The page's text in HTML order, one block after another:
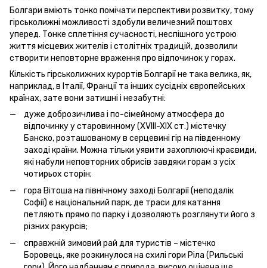
Болгари вміють тонко помічати перспективи розвитку, тому
гірськолижні можливості здобули величезний поштовх
уперед. Тонке сплетіння сучасності, неспішного устрою
життя місцевих жителів і столітніх традицій, дозволили
створити неповторне враження про відпочинок у горах.
Кількість гірськолижних курортів Болгарії не така велика, як,
наприклад, в Італії, Франції та інших сусідніх європейських
країнах, зате вони затишні і незабутні:
дуже доброзичлива і по-сімейному атмосфера до
відпочинку у старовинному (XVIII-XIX ст.) містечку
Банско, розташованому в серцевині гір на південному
заході країни. Можна тільки уявити захоплюючі краєвиди,
які набули неповторних обрисів завдяки горам з усіх
чотирьох сторін;
гора Вітоша на північному заході Болгарії (неподалік
Софії) є національний парк, де траси для катання
петляють прямо по парку і дозволяють розглянути його з
різних ракурсів;
справжній зимовий рай для туристів – містечко
Боровець, яке розкинулося на схилі гори Ріла (Рильські